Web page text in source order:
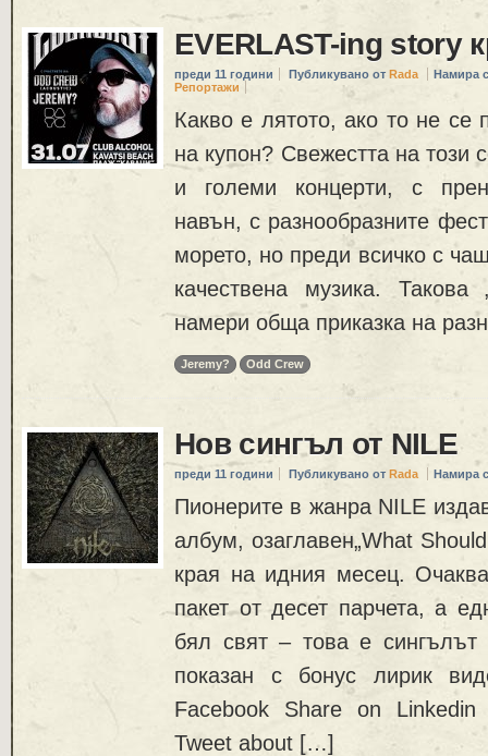
EVERLAST-ing story
преди 11 години Публикувано от Rada
Намира
Репортажи
Какво е лятото, ако то не
на купон? Свежестта на този
и големи концерти, с
навън, с разнообразните
морето, но преди всичко с
качествена музика. Такова
намери обща приказка на
Jeremy? Odd Crew
Нов сингъл от NILE
преди 11 години Публикувано от Rada Намира
Пионерите в жанра NILE
албум, озаглавен„What
края на идния месец.
пакет от десет парчета, а
бял свят – това е сингълът
показан с бонус лирик
Facebook Share on
Tweet about […]